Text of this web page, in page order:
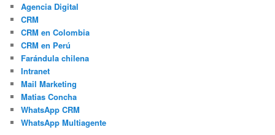
Agencia Digital
CRM
CRM en Colombia
CRM en Perú
Farándula chilena
Intranet
Mail Marketing
Matias Concha
WhatsApp CRM
WhatsApp Multiagente